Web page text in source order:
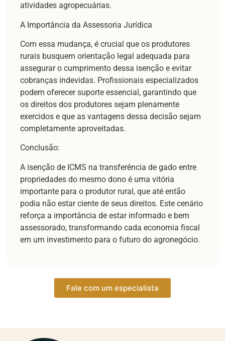
atividades agropecuárias.
A Importância da Assessoria Jurídica
Com essa mudança, é crucial que os produtores
rurais busquem orientação legal adequada para
assegurar o cumprimento dessa isenção e evitar
cobranças indevidas. Profissionais especializados
podem oferecer suporte essencial, garantindo que
os direitos dos produtores sejam plenamente
exercidos e que as vantagens dessa decisão sejam
completamente aproveitadas.
Conclusão:
A isenção de ICMS na transferência de gado entre
propriedades do mesmo dono é uma vitória
importante para o produtor rural, que até então
podia não estar ciente de seus direitos. Este cenário
reforça a importância de estar informado e bem
assessorado, transformando cada economia fiscal
em um investimento para o futuro do agronegócio.
Fale com um especialista